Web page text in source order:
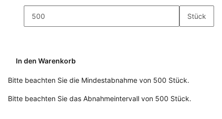
Stück
In den Warenkorb
x
Bitte beachten Sie die Mindestabnahme von 500 Stück.
Bitte beachten Sie das Abnahmeintervall von 500 Stück.